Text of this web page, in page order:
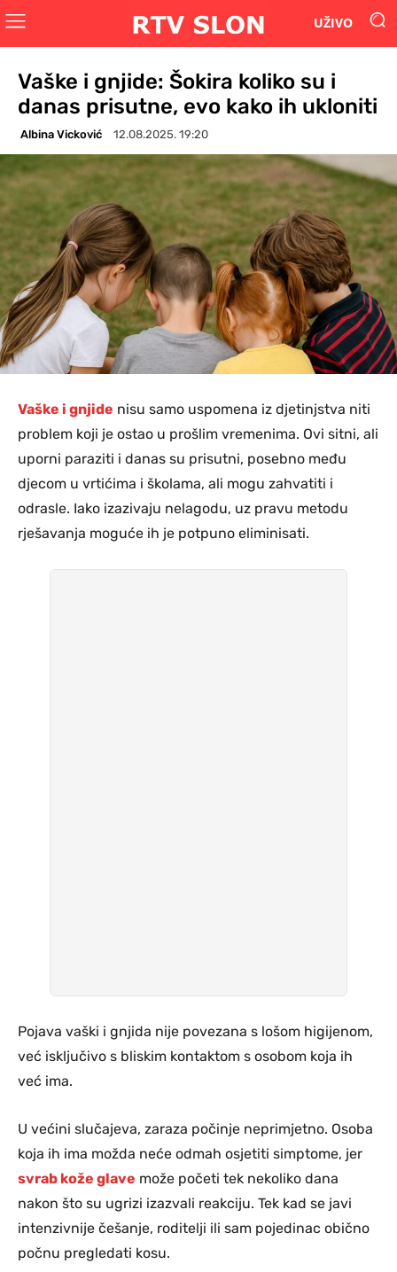
UŽIVO
Vaške i gnjide: Šokira koliko su i
danas prisutne, evo kako ih ukloniti
Albina Vicković 12.08.2025. 19:20
Vaške i gnjide nisu samo uspomena iz djetinjstva niti
problem koji je ostao u prošlim vremenima. Ovi sitni, ali
uporni paraziti i danas su prisutni, posebno među
djecom u vrtićima i školama, ali mogu zahvatiti i
odrasle. Iako izazivaju nelagodu, uz pravu metodu
rješavanja moguće ih je potpuno eliminisati.
Pojava vaški i gnjida nije povezana s lošom higijenom,
već isključivo s bliskim kontaktom s osobom koja ih
već ima.
U većini slučajeva, zaraza počinje neprimjetno. Osoba
koja ih ima možda neće odmah osjetiti simptome, jer
svrab kože glave može početi tek nekoliko dana
nakon što su ugrizi izazvali reakciju. Tek kad se javi
intenzivnije češanje, roditelji ili sam pojedinac obično
počnu pregledati kosu.